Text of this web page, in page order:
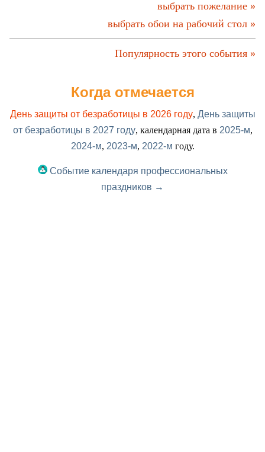
выбрать пожелание »
выбрать обои на рабочий стол »
Популярность этого события »
Когда отмечается
День защиты от безработицы в 2026 году, День защиты
от безработицы в 2027 году, календарная дата в 2025-м,
2024-м, 2023-м, 2022-м году.
Событие календаря профессиональных
праздников →